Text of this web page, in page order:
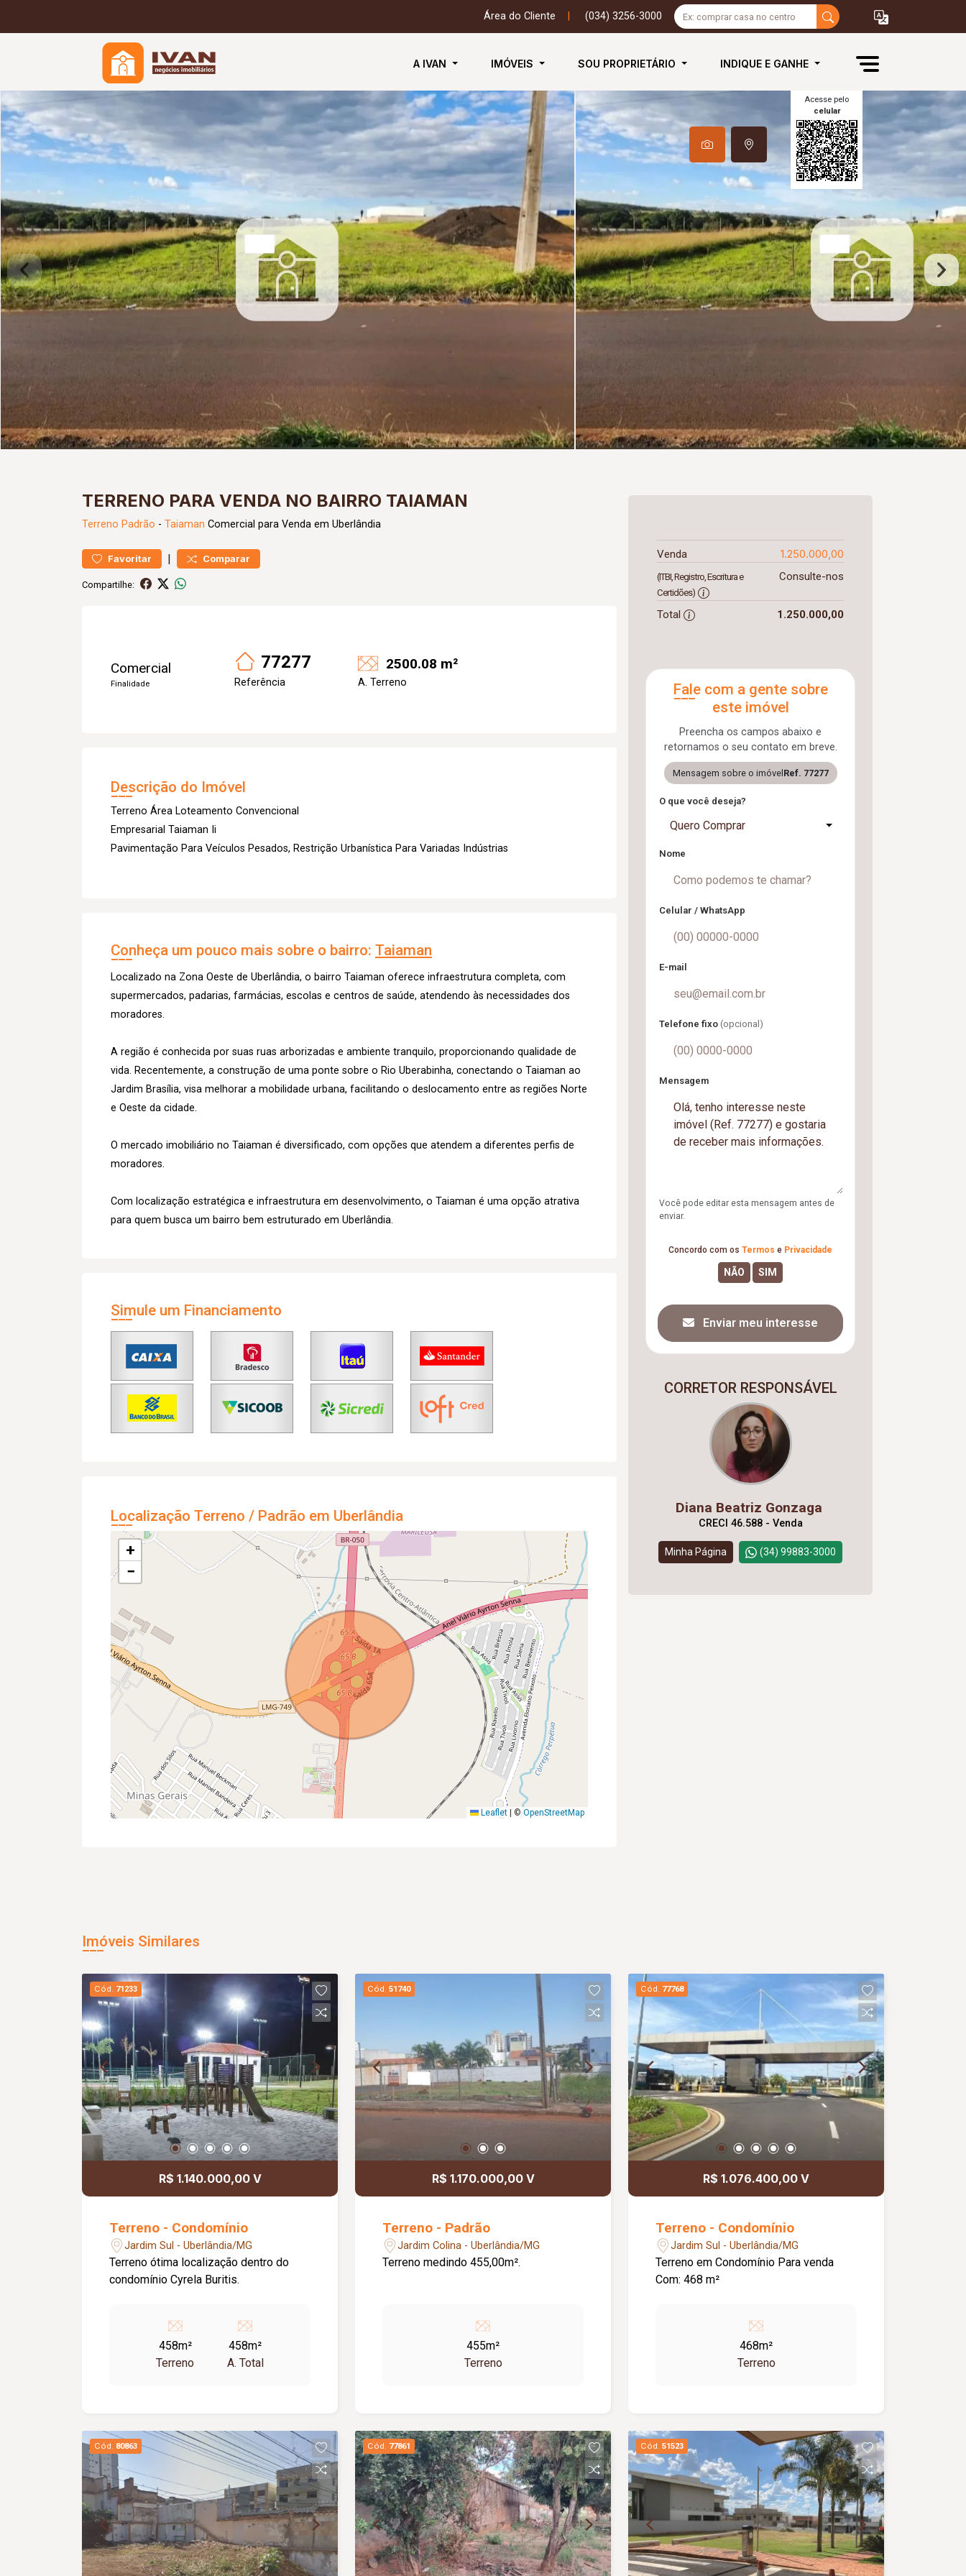
Área do Cliente (034) 3256-3000
A IVAN IMÓVEIS SOU PROPRIETÁRIO INDIQUE E GANHE
Acesse pelo
celular
TERRENO PARA VENDA NO BAIRRO TAIAMAN
Terreno Padrão - Taiaman Comercial para Venda em Uberlândia
Favoritar | Comparar
Compartilhe:
Comercial
Finalidade
77277
Referência
2500.08 m²
A. Terreno
Descrição do Imóvel
Terreno Área Loteamento Convencional
Empresarial Taiaman Ii
Pavimentação Para Veículos Pesados, Restrição Urbanística Para Variadas Indústrias
Conheça um pouco mais sobre o bairro: Taiaman
Localizado na Zona Oeste de Uberlândia, o bairro Taiaman oferece infraestrutura completa, com
supermercados, padarias, farmácias, escolas e centros de saúde, atendendo às necessidades dos
moradores.
A região é conhecida por suas ruas arborizadas e ambiente tranquilo, proporcionando qualidade de
vida. Recentemente, a construção de uma ponte sobre o Rio Uberabinha, conectando o Taiaman ao
Jardim Brasília, visa melhorar a mobilidade urbana, facilitando o deslocamento entre as regiões Norte
e Oeste da cidade.
O mercado imobiliário no Taiaman é diversificado, com opções que atendem a diferentes perfis de
moradores.
Com localização estratégica e infraestrutura em desenvolvimento, o Taiaman é uma opção atrativa
para quem busca um bairro bem estruturado em Uberlândia.
Simule um Financiamento
Localização Terreno / Padrão em Uberlândia
+
−
Leaflet © OpenStreetMap
Venda 1.250.000,00
(ITBI, Registro, Escritura e
Certidões)
Consulte-nos
Total 1.250.000,00
Fale com a gente sobre
este imóvel
Preencha os campos abaixo e
retornamos o seu contato em breve.
Mensagem sobre o imóvel Ref. 77277
O que você deseja?
Quero Comprar
Nome
Celular / WhatsApp
E-mail
Telefone fixo (opcional)
Mensagem
Você pode editar esta mensagem antes de
enviar.
Concordo com os Termos e Privacidade
Enviar meu interesse
CORRETOR RESPONSÁVEL
Diana Beatriz Gonzaga
CRECI 46.588 - Venda
Minha Página (34) 99883-3000
Imóveis Similares
Cód. 71233
R$ 1.140.000,00 V
Terreno - Condomínio
Jardim Sul - Uberlândia/MG
Terreno ótima localização dentro do
condomínio Cyrela Buritis.
458m²
Terreno
458m²
A. Total
Cód. 51740
R$ 1.170.000,00 V
Terreno - Padrão
Jardim Colina - Uberlândia/MG
Terreno medindo 455,00m².
455m²
Terreno
Cód. 77768
R$ 1.076.400,00 V
Terreno - Condomínio
Jardim Sul - Uberlândia/MG
Terreno em Condomínio Para venda
Com: 468 m²
468m²
Terreno
Cód. 80863 Cód. 77861 Cód. 51523